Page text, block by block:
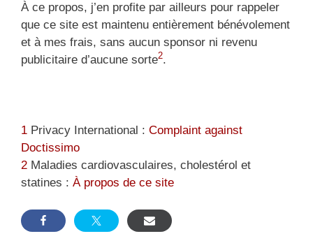
À ce propos, j’en profite par ailleurs pour rappeler
que ce site est maintenu entièrement bénévolement
et à mes frais, sans aucun sponsor ni revenu
publicitaire d’aucune sorte2.
1 Privacy International : Complaint against
Doctissimo
2 Maladies cardiovasculaires, cholestérol et
statines : À propos de ce site